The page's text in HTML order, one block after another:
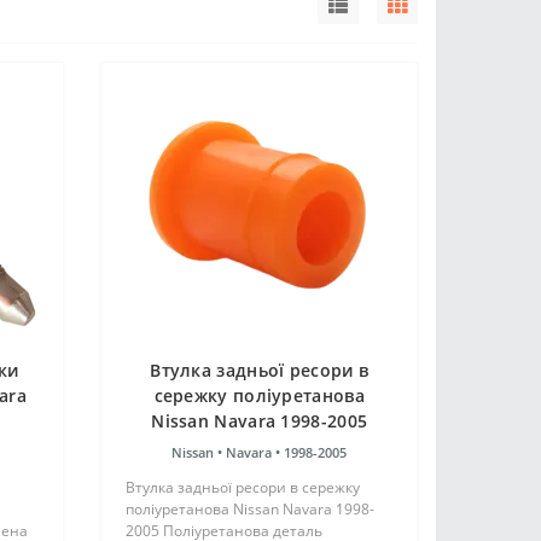
Втулка задньої ресори в
сережку поліуретанова
Nissan Navara 1998-2005
Nissan • Navara • 1998-2005
Втулка задньої ресори в сережку
поліуретанова Nissan Navara 1998-
2005 Поліуретанова деталь